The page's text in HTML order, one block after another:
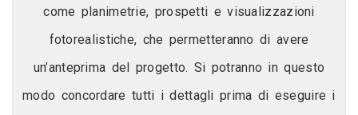
come planimetrie, prospetti e visualizzazioni
fotorealistiche, che permetteranno di avere
un’anteprima del progetto. Si potranno in questo
modo concordare tutti i dettagli prima di eseguire i